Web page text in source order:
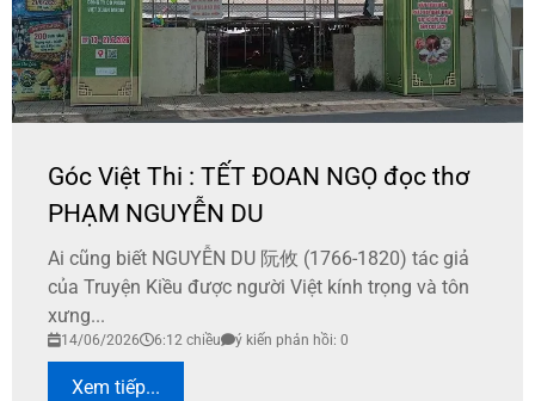
Góc Việt Thi : TẾT ĐOAN NGỌ đọc thơ
PHẠM NGUYỄN DU
Ai cũng biết NGUYỄN DU 阮攸 (1766-1820) tác giả
của Truyện Kiều được người Việt kính trọng và tôn
xưng...
14/06/2026 6:12 chiều ý kiến phản hồi: 0
Xem tiếp...